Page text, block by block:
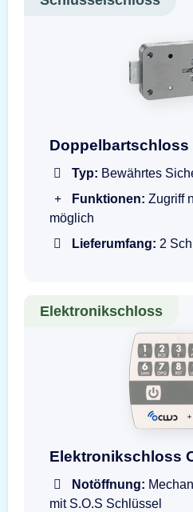
Doppelbartschloss
Typ: Bewährtes
Funktionen: Zugriff
möglich
Lieferumfang: 2
Elektronikschloss
OCLUC
Elektronikschloss
Notöffnung:
mit S.O.S Schlüssel